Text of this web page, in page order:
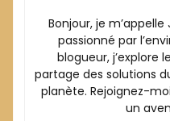
Bonjour, je m’appelle
passionné par
blogueur, j’explore
partage des solutions
planète. Rejoignez-
un